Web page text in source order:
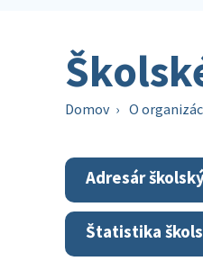
Domov › O
Adresár
Štatistika